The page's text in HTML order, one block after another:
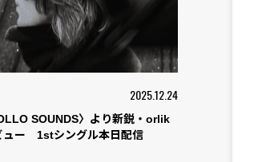
2025.12.24
SOUNDS〉より新鋭・orlik
ュー 1stシングル本日配信